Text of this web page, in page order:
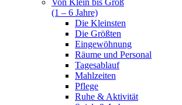
Von Klein bis Groß
(1 – 6 Jahre)
Die Kleinsten
Die Größten
Eingewöhnung
Räume und Personal
Tagesablauf
Mahlzeiten
Pflege
Ruhe & Aktivität